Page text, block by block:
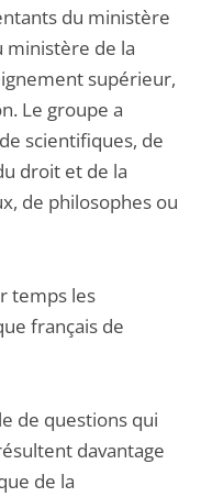
du ministère
ministère de la
supérieur,
Le groupe a
scientifiques, de
droit et de la
de philosophes ou
temps les
français de
de questions qui
davantage
de la